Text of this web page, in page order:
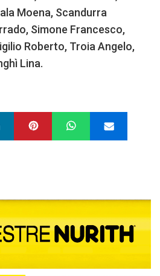
Moena, Scandurra
Simone Francesco,
Roberto, Troia Angelo,
Lina.